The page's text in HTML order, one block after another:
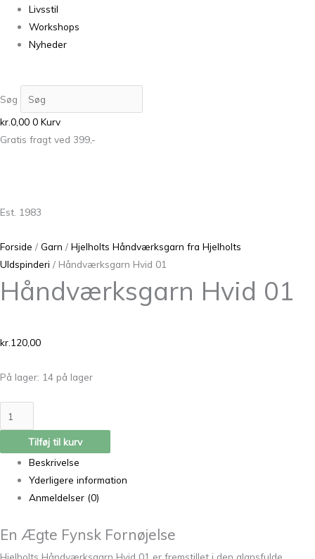
Livsstil
Workshops
Nyheder
Søg
kr.0,00 0 Kurv
Gratis fragt ved 399,-
Est. 1983
Forside / Garn / Hjelholts Håndværksgarn fra Hjelholts
Uldspinderi / Håndværksgarn Hvid 01
Håndværksgarn Hvid 01
kr. 120,00
På lager: 14 på lager
Tilføj til kurv
Beskrivelse
Yderligere information
Anmeldelser (0)
En Ægte Fynsk Fornøjelse
Hjelholts Håndværksgarn Hvid 01 er fremstillet i den glansfulde